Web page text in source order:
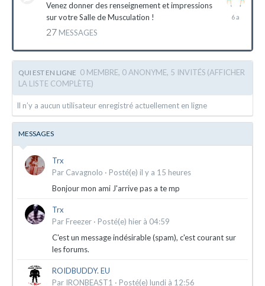
Venez donner des renseignement et impressions
sur votre Salle de Musculation !
27 MESSAGES
26
QUI EST EN LIGNE 0 MEMBRE, 0 ANONYME, 5 INVITÉS (AFFICHER
LA LISTE COMPLÈTE)
Il n’y a aucun utilisateur enregistré actuellement en ligne
MESSAGES
Trx
Par Cavagnolo · Posté(e) il y a 15 heures
Bonjour mon ami J'arrive pas a te mp
Trx
Par Freezer · Posté(e) hier à 04:59
C'est un message indésirable (spam), c'est courant sur
les forums.
ROIDBUDDY. EU
Par IRONBEAST1 · Posté(e) lundi à 12:56